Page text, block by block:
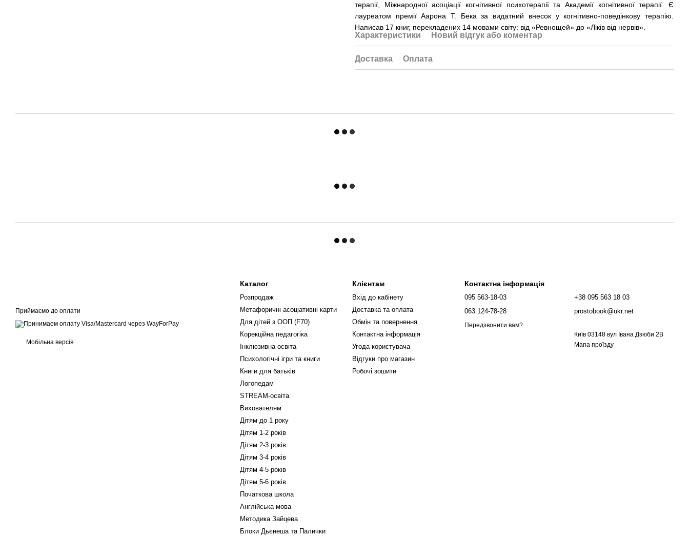
терапії, Міжнародної асоціації когнітивної психотерапії та Академії когнітивної терапії. Є
лауреатом премії Аарона Т. Бека за видатний внесок у когнітивно-поведінкову терапію.
Написав 17 книг, перекладених 14 мовами світу: від «Ревнощей» до «Ліків від нервів».
Характеристики Новий відгук або коментар
Доставка Оплата
Приймаємо до оплати
Мобільна версія
Каталог
Розпродаж
Метафоричні асоціативні карти
Для дітей з ООП (F70)
Корекційна педагогіка
Інклюзивна освіта
Психологічні ігри та книги
Книги для батьків
Логопедам
STREAM-освіта
Вихователям
Дітям до 1 року
Дітям 1-2 років
Дітям 2-3 років
Дітям 3-4 років
Дітям 4-5 років
Дітям 5-6 років
Початкова школа
Англійська мова
Методика Зайцева
Блоки Дьєнеша та Палички
Клієнтам
Вхід до кабінету
Доставка та оплата
Обмін та повернення
Контактна інформація
Угода користувача
Відгуки про магазин
Робочі зошити
Контактна інформація
095 563-18-03
063 124-78-28
Передзвонити вам?
+38 095 563 18 03
prostobook@ukr.net
Київ 03148 вул Івана Дзюби 2В
Мапа проїзду